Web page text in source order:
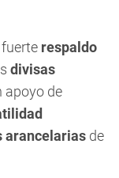
respaldo
divisas
apoyo de
arancelarias de